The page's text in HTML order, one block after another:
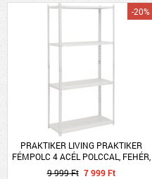
PRAKTIKER LIVING PRAKTIKER
FÉMPOLC 4 ACÉL POLCCAL, FEHÉR,
150X75X30CM
-20%
9 999 Ft 7 999 Ft